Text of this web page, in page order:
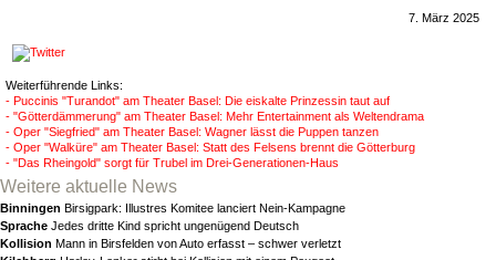
7. März 2025
Weiterführende Links:
- Puccinis "Turandot" am Theater Basel: Die eiskalte Prinzessin taut auf
- "Götterdämmerung" am Theater Basel: Mehr Entertainment als Weltendrama
- Oper "Siegfried" am Theater Basel: Wagner lässt die Puppen tanzen
- Oper "Walküre" am Theater Basel: Statt des Felsens brennt die Götterburg
- "Das Rheingold" sorgt für Trubel im Drei-Generationen-Haus
Weitere aktuelle News
Binningen Birsigpark: Illustres Komitee lanciert Nein-Kampagne
Sprache Jedes dritte Kind spricht ungenügend Deutsch
Kollision Mann in Birsfelden von Auto erfasst – schwer verletzt